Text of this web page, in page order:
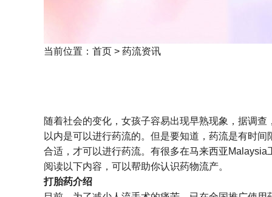
当前位置： 首页 > 药流资讯
随着社会的变化，女孩子容易出现早熟现象，据调
以内是可以进行药流的。但是要知道，药流是有时
合适，才可以进行药流。有很多在马来西亚
阅读以下内容，可以帮助你认识药物流产。
打胎药介绍